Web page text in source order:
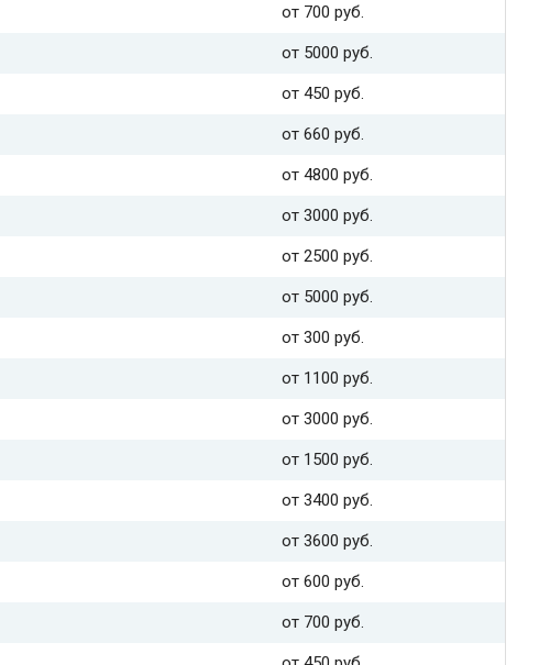
от 700 руб.
от 5000 руб.
от 450 руб.
от 660 руб.
от 4800 руб.
от 3000 руб.
от 2500 руб.
от 5000 руб.
от 300 руб.
от 1100 руб.
от 3000 руб.
от 1500 руб.
от 3400 руб.
от 3600 руб.
от 600 руб.
от 700 руб.